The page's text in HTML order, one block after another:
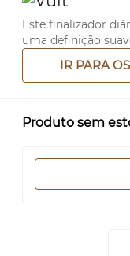
Este finalizador
uma definição
IR PARA
Produto sem